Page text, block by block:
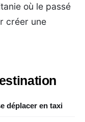
où le passé
créer une
déplacer en taxi